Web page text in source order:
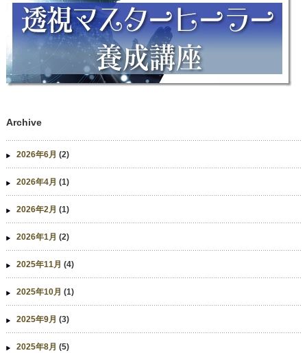
Archive
2026年6月 (2)
2026年4月 (1)
2026年2月 (1)
2026年1月 (2)
2025年11月 (4)
2025年10月 (1)
2025年9月 (3)
2025年8月 (5)